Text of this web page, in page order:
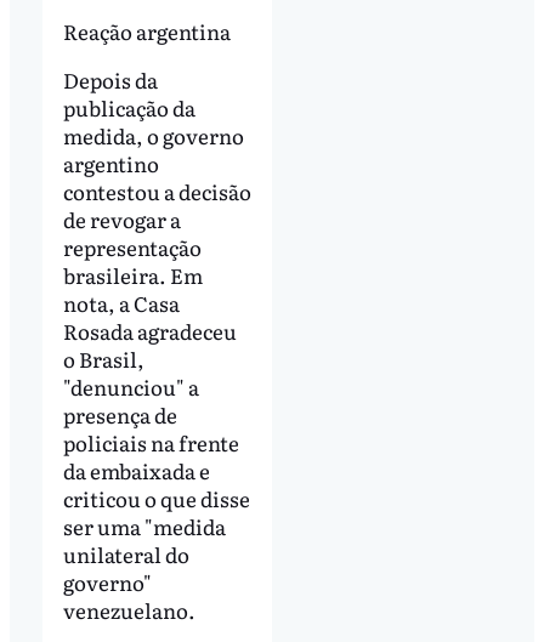
Reação argentina
Depois da
publicação da
medida, o governo
argentino
contestou a decisão
de revogar a
representação
brasileira. Em
nota, a Casa
Rosada agradeceu
o Brasil,
"denunciou" a
presença de
policiais na frente
da embaixada e
criticou o que disse
ser uma "medida
unilateral do
governo"
venezuelano.